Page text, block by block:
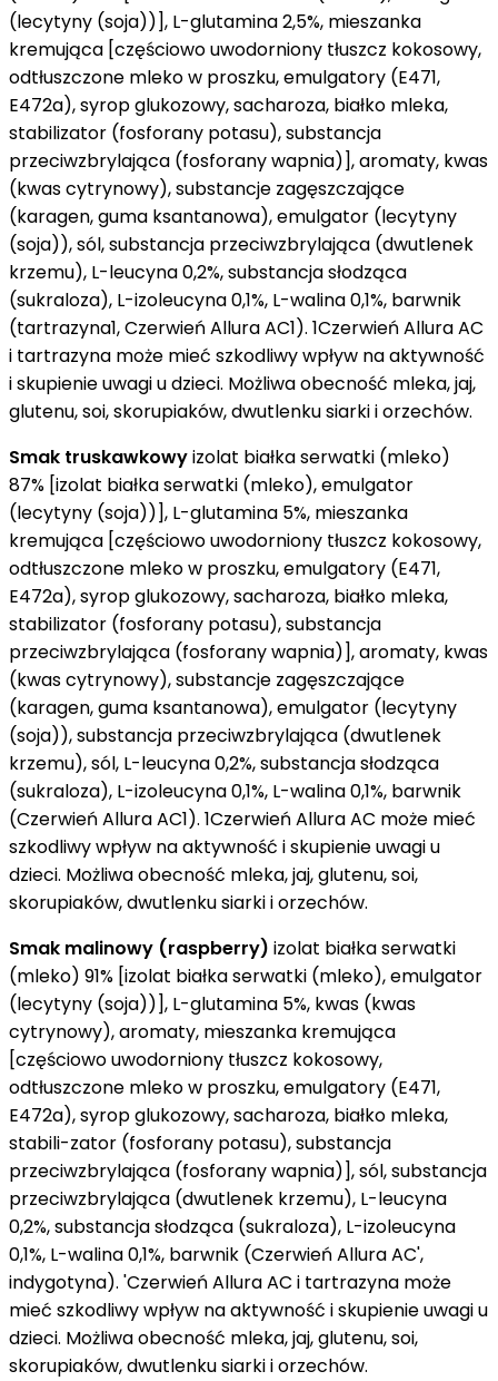
(lecytyny (soja))], L-glutamina 2,5%, mieszanka
kremująca [częściowo uwodorniony tłuszcz kokosowy,
odtłuszczone mleko w proszku, emulgatory (E471,
E472a), syrop glukozowy, sacharoza, białko mleka,
stabilizator (fosforany potasu), substancja
przeciwzbrylająca (fosforany wapnia)], aromaty, kwas
(kwas cytrynowy), substancje zagęszczające
(karagen, guma ksantanowa), emulgator (lecytyny
(soja)), sól, substancja przeciwzbrylająca (dwutlenek
krzemu), L-leucyna 0,2%, substancja słodząca
(sukraloza), L-izoleucyna 0,1%, L-walina 0,1%, barwnik
(tartrazyna1, Czerwień Allura AC1). 1Czerwień Allura AC
i tartrazyna może mieć szkodliwy wpływ na aktywność
i skupienie uwagi u dzieci. Możliwa obecność mleka, jaj,
glutenu, soi, skorupiaków, dwutlenku siarki i orzechów.
Smak truskawkowyizolat białka serwatki (mleko)
87% [izolat białka serwatki (mleko), emulgator
(lecytyny (soja))], L-glutamina 5%, mieszanka
kremująca [częściowo uwodorniony tłuszcz kokosowy,
odtłuszczone mleko w proszku, emulgatory (E471,
E472a), syrop glukozowy, sacharoza, białko mleka,
stabilizator (fosforany potasu), substancja
przeciwzbrylająca (fosforany wapnia)], aromaty, kwas
(kwas cytrynowy), substancje zagęszczające
(karagen, guma ksantanowa), emulgator (lecytyny
(soja)), substancja przeciwzbrylająca (dwutlenek
krzemu), sól, L-leucyna 0,2%, substancja słodząca
(sukraloza), L-izoleucyna 0,1%, L-walina 0,1%, barwnik
(Czerwień Allura AC1). 1Czerwień Allura AC może mieć
szkodliwy wpływ na aktywność i skupienie uwagi u
dzieci. Możliwa obecność mleka, jaj, glutenu, soi,
skorupiaków, dwutlenku siarki i orzechów.
Smak malinowy (raspberry) izolat białka serwatki
(mleko) 91% [izolat białka serwatki (mleko), emulgator
(lecytyny (soja))], L-glutamina 5%, kwas (kwas
cytrynowy), aromaty, mieszanka kremująca
[częściowo uwodorniony tłuszcz kokosowy,
odtłuszczone mleko w proszku, emulgatory (E471,
E472a), syrop glukozowy, sacharoza, białko mleka,
stabili-zator (fosforany potasu), substancja
przeciwzbrylająca (fosforany wapnia)], sól, substancja
przeciwzbrylająca (dwutlenek krzemu), L-leucyna
0,2%, substancja słodząca (sukraloza), L-izoleucyna
0,1%, L-walina 0,1%, barwnik (Czerwień Allura AC',
indygotyna). 'Czerwień Allura AC i tartrazyna może
mieć szkodliwy wpływ na aktywność i skupienie uwagi u
dzieci. Możliwa obecność mleka, jaj, glutenu, soi,
skorupiaków, dwutlenku siarki i orzechów.